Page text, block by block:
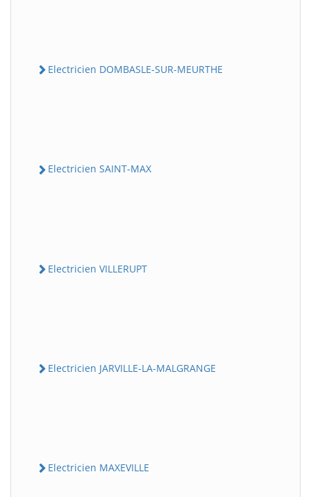
Electricien DOMBASLE-SUR-MEURTHE
Electricien SAINT-MAX
Electricien VILLERUPT
Electricien JARVILLE-LA-MALGRANGE
Electricien MAXEVILLE